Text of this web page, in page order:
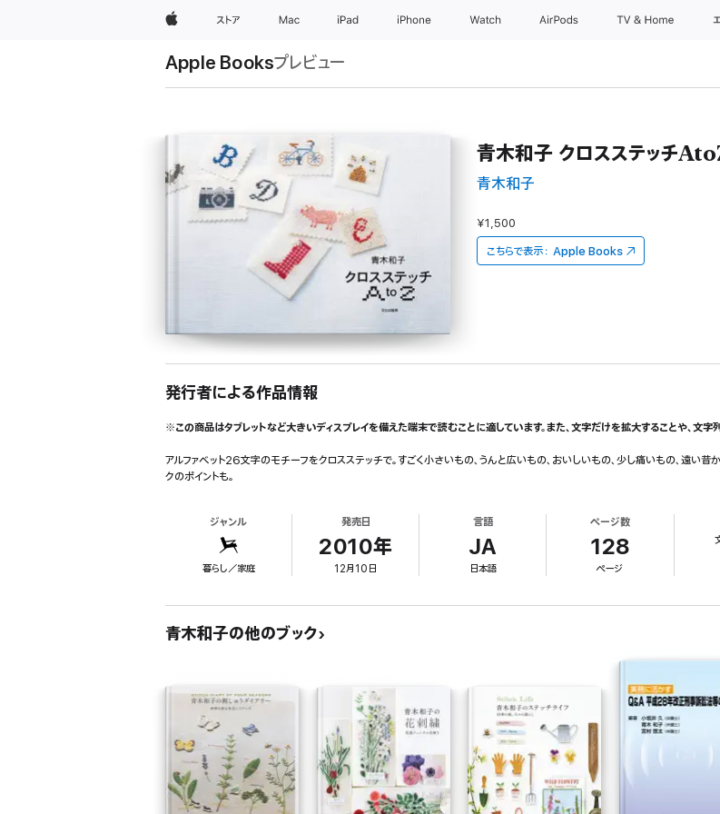
Appleストア Mac iPad iPhone Watch AirPods TV & Home
Apple Booksプレビュー
青木和子 クロスステッチ
青木和子
¥1,500
こちらで表示： Apple Books
発行者による作品情報
※この商品はタブレットなど大きいディスプレイを備えた端末で読むことに適しています。また、文字だけを拡大することや、文字
アルファベット26文字のモチーフをクロスステッチで。すごく小さいもの、うんと広いもの、おいしいもの、少し痛いもの、遠
クのポイントも。
ジャンル
暮らし／家庭
発売日
2010年
12月10日
言語
JA
日本語
ページ数
128
ページ
青木和子の他のブック